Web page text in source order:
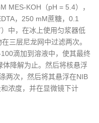
MES-KOH（pH = 5.4），
，250 mM蔗糖，0.1
中，在冰上使用匀浆器低
三层尼龙网中过滤两次。
滴加到溶液中，使其最终
降解为止。然后将核悬浮
两次，然后将其悬浮在NIB
浓度，并在显微镜下计